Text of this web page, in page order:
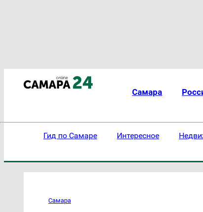
Самара
Гид по Самаре Интересное
Самара